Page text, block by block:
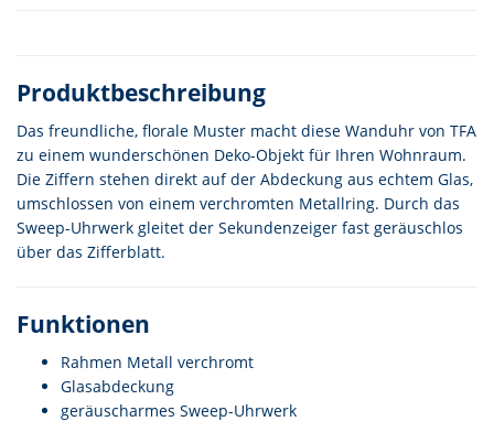
Produktbeschreibung
Das freundliche, florale Muster macht diese Wanduhr von TFA
zu einem wunderschönen Deko-Objekt für Ihren Wohnraum.
Die Ziffern stehen direkt auf der Abdeckung aus echtem Glas,
umschlossen von einem verchromten Metallring. Durch das
Sweep-Uhrwerk gleitet der Sekundenzeiger fast geräuschlos
über das Zifferblatt.
Funktionen
Rahmen Metall verchromt
Glasabdeckung
geräuscharmes Sweep-Uhrwerk